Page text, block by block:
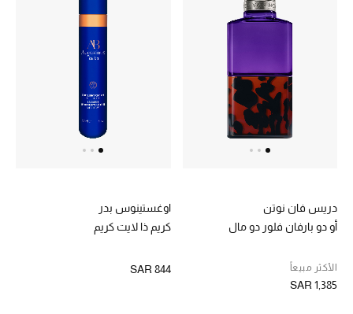
الموسم الجديد
الحقائب النسائية
حقائب الأطفال
أبرز المصممين
دريس فان نوتن
أو دو بارفان فلور دو مال
الأكثر مبيعاً
SAR 1,385
اوغستينوس بدر
كريم ذا لايت كريم
SAR 844